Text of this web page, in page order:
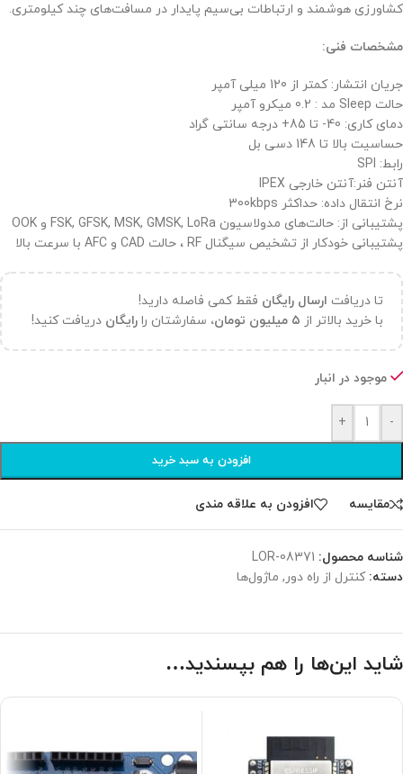
کشاورزی هوشمند و ارتباطات بی‌سیم پایدار در مسافت‌های چند کیلومتری.
مشخصات فنی:
جریان انتشار: کمتر از 120 میلی آمپر
حالت Sleep مد : 0.2 میکرو آمپر
دمای کاری: 40- تا 85+ درجه سانتی گراد
حساسیت بالا تا 148 دسی بل
رابط: SPI
آنتن فنر:آنتن خارجی IPEX
نرخ انتقال داده: حداکثر 300kbps
پشتیبانی از: حالت‌های مدولاسیون FSK, GFSK, MSK, GMSK, LoRa و OOK
پشتیبانی خودکار از تشخیص سیگنال RF ، حالت CAD و AFC با سرعت بالا
تا دریافت ارسال رایگان فقط کمی فاصله دارید!
با خرید بالاتر از ۵ میلیون تومان، سفارشتان را رایگان دریافت کنید!
موجود در انبار
-
+
افزودن به سبد خرید
مقایسه افزودن به علاقه مندی
شناسه محصول: LOR-08371
دسته: کنترل از راه دور, ماژول‌ها
شاید این‌ها را هم بپسندید…